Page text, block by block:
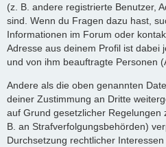
(z. B. andere registrierte Benutzer,
sind. Wenn du Fragen dazu hast,
Informationen im Forum oder
Adresse aus deinem Profil ist dabei
und von ihm beauftragte Personen
Andere als die oben genannten
deiner Zustimmung an Dritte
auf Grund gesetzlicher Regelungen
B. an Strafverfolgungsbehörden)
Durchsetzung rechtlicher Interessen